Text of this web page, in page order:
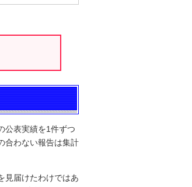
公表実績を1件ずつ
合わない報告は集計
見届けたわけではあ